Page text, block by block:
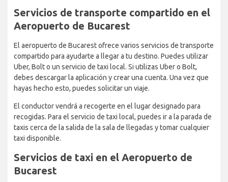
Servicios de transporte compartido en el
Aeropuerto de Bucarest
El aeropuerto de Bucarest ofrece varios servicios de transporte
compartido para ayudarte a llegar a tu destino. Puedes utilizar
Uber, Bolt o un servicio de taxi local. Si utilizas Uber o Bolt,
debes descargar la aplicación y crear una cuenta. Una vez que
hayas hecho esto, puedes solicitar un viaje.
El conductor vendrá a recogerte en el lugar designado para
recogidas. Para el servicio de taxi local, puedes ir a la parada de
taxis cerca de la salida de la sala de llegadas y tomar cualquier
taxi disponible.
Servicios de taxi en el Aeropuerto de
Bucarest